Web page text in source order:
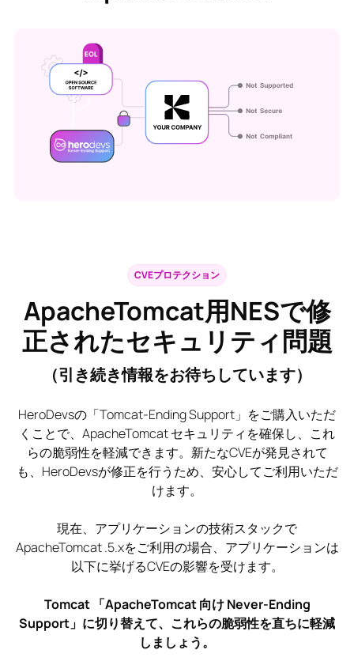
CVEプロテクション
ApacheTomcat用NESで修
正されたセキュリティ問題
（引き続き情報をお待ちしています）
HeroDevsの「Tomcat-Ending Support」をご購入いただ
くことで、ApacheTomcat セキュリティを確保し、これ
らの脆弱性を軽減できます。新たなCVEが発見されて
も、HeroDevsが修正を行うため、安心してご利用いただ
けます。
現在、アプリケーションの技術スタックで
ApacheTomcat .5.xをご利用の場合、アプリケーションは
以下に挙げるCVEの影響を受けます。
Tomcat 「ApacheTomcat 向け Never-Ending
Support」に切り替えて、これらの脆弱性を直ちに軽減
しましょう。